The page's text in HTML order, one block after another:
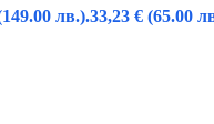
лв.).33,23 € (65.00